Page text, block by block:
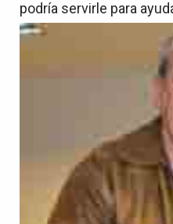
podría servirle para